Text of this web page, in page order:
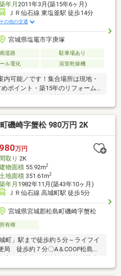
年月 2011年3月(築15年6ヶ月)
ＪＲ仙石線 東塩釜駅 徒歩14分
その他の交通
宮城県塩竈市字庚塚
南道路
駐車場あり
ル電化 浴室乾燥機
内可能／です！集合場所は現地・
ポイント・築15年のリフォーム
「トライアル」車5分！！・南面
環境・アクセス・杉の入小学
11分・藤倉保育所 徒歩14分・
ミリーマート 徒歩6分・ツルハ
ル 車5分
磯崎字蟹松 980万円 2K
980万円
間取り 2K
物面積55.92m2
地面積351.61m2
年月 1982年11月(築43年10ヶ月)
ＪＲ仙石線 高城町駅 徒歩5分
宮城県宮城郡松島町磯崎字蟹松
所有権
町」駅まで徒歩約５分～ライフイ
局 徒歩約７分〇A＆COOP松島